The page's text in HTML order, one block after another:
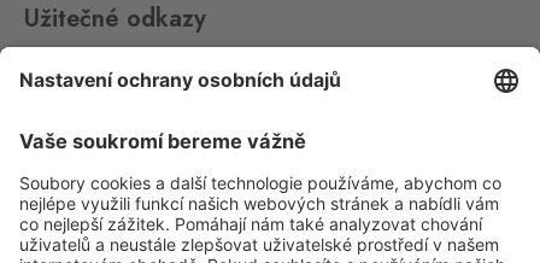
Užitečné odkazy
Ochrana osobních údajů
Aplikace Travel FREE ke stažení